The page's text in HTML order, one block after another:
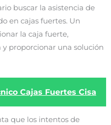
buscar la asistencia de
en cajas fuertes. Un
la caja fuerte,
proporcionar una solución
Cajas Fuertes Cisa
que los intentos de